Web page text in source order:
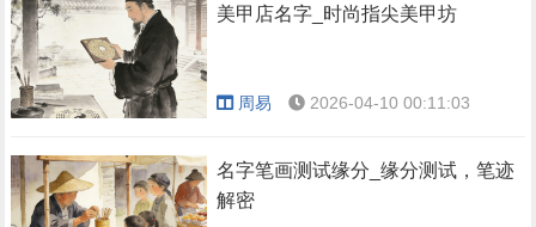
美甲店名字_时尚指尖美甲坊
周易 2026-04-10 00:11:03
名字笔画测试缘分_缘分测试，笔迹
解密